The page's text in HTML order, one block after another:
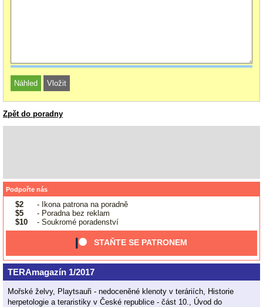
Zpět do poradny
Podpořte nás
$2
- Ikona patrona na poradně
$5
- Poradna bez reklam
$10
- Soukromé poradenství
STAŇTE SE PATRONEM
TERAmagazín 1/2017
Mořské želvy, Playtsauři - nedoceněné klenoty v teráriích, Historie
herpetologie a teraristiky v České republice - část 10., Úvod do